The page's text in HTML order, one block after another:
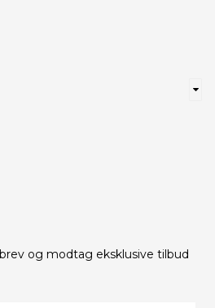
og modtag eksklusive tilbud